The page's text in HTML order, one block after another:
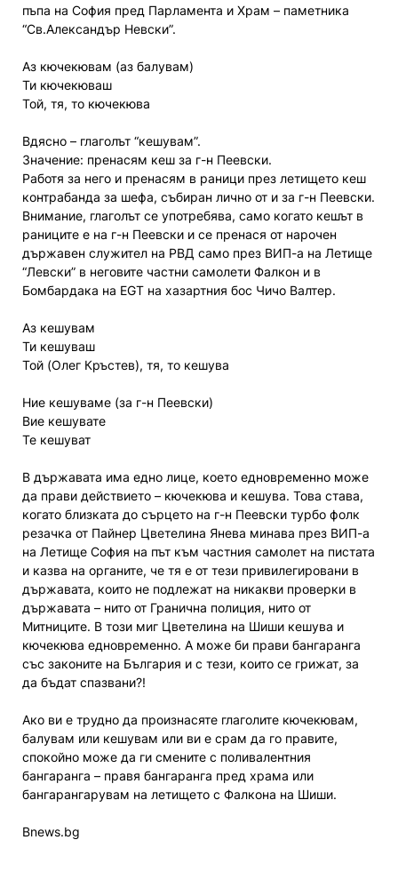
пъпа на София пред Парламента и Храм – паметника
“Св.Александър Невски”.
Аз кючекювам (аз балувам)
Ти кючекюваш
Той, тя, то кючекюва
Вдясно – глаголът “кешувам”.
Значение: пренасям кеш за г-н Пеевски.
Работя за него и пренасям в раници през летището кеш
контрабанда за шефа, събиран лично от и за г-н Пеевски.
Внимание, глаголът се употребява, само когато кешът в
раниците е на г-н Пеевски и се пренася от нарочен
държавен служител на РВД само през ВИП-а на Летище
“Левски” в неговите частни самолети Фалкон и в
Бомбардака на EGT на хазартния бос Чичо Валтер.
Аз кешувам
Ти кешуваш
Той (Олег Кръстев), тя, то кешува
Ние кешуваме (за г-н Пеевски)
Вие кешувате
Те кешуват
В държавата има едно лице, което едновременно може
да прави действието – кючекюва и кешува. Това става,
когато близката до сърцето на г-н Пеевски турбо фолк
резачка от Пайнер Цветелина Янева минава през ВИП-а
на Летище София на път към частния самолет на пистата
и казва на органите, че тя е от тези привилегировани в
държавата, които не подлежат на никакви проверки в
държавата – нито от Гранична полиция, нито от
Митниците. В този миг Цветелина на Шиши кешува и
кючекюва едновременно. А може би прави бангаранга
със законите на България и с тези, които се грижат, за
да бъдат спазвани?!
Ако ви е трудно да произнасяте глаголите кючекювам,
балувам или кешувам или ви е срам да го правите,
спокойно може да ги смените с поливалентния
бангаранга – правя бангаранга пред храма или
бангарангарувам на летището с Фалкона на Шиши.
Bnews.bg